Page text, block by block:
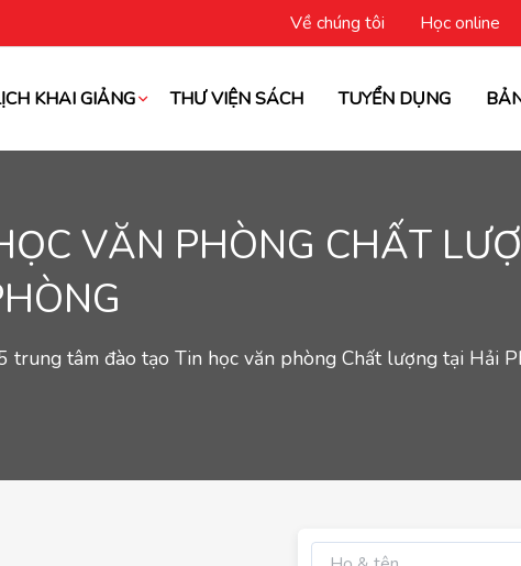
Về chúng tôi Học online
KHAI GIẢNG THƯ VIỆN SÁCH TUYỂN DỤNG
VĂN PHÒNG CHẤT
trung tâm đào tạo Tin học văn phòng Chất lượng tại Hải